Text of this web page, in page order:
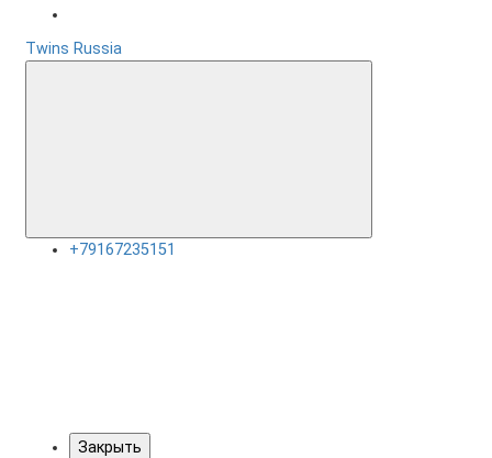
Twins Russia
+79167235151
Закрыть